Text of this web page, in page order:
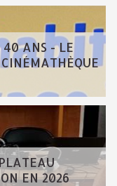
40 ANS - LE
EN 2026